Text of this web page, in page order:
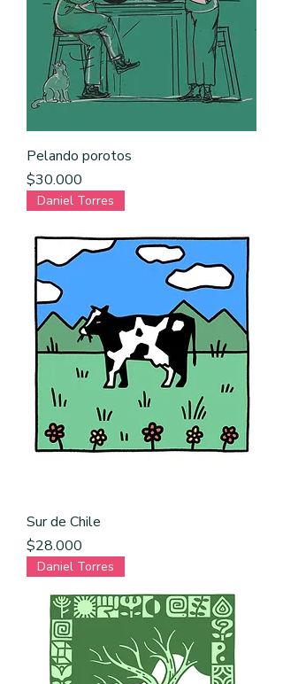
Pelando porotos
Precio
$30.000
Daniel Torres
Sur de Chile
Precio
$28.000
Daniel Torres